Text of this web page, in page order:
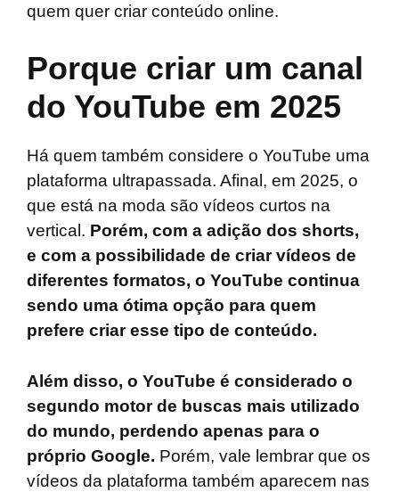
quem quer criar conteúdo online.
Porque criar um canal
do YouTube em 2025
Há quem também considere o YouTube uma
plataforma ultrapassada. Afinal, em 2025, o
que está na moda são vídeos curtos na
vertical. Porém, com a adição dos shorts,
e com a possibilidade de criar vídeos de
diferentes formatos, o YouTube continua
sendo uma ótima opção para quem
prefere criar esse tipo de conteúdo.
Além disso, o YouTube é considerado o
segundo motor de buscas mais utilizado
do mundo, perdendo apenas para o
próprio Google. Porém, vale lembrar que os
vídeos da plataforma também aparecem nas